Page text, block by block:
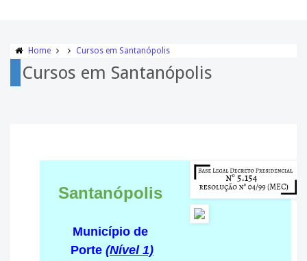
Home Cursos em Santanópolis
Cursos em Santanópolis
Santanópolis
Município de
Porte (Nível 1)